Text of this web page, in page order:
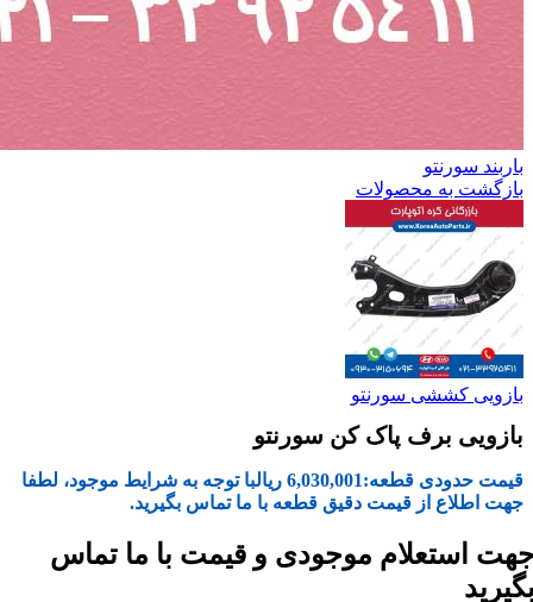
باربند سورنتو
بازگشت به محصولات
بازویی کششی سورنتو
بازویی برف پاک کن سورنتو
قیمت حدودی قطعه:6,030,001 ریالبا توجه به شرایط موجود، لطفا
جهت اطلاع از قیمت دقیق قطعه با ما تماس بگیرید.
استعلام موجودی و قیمت با ما تماس